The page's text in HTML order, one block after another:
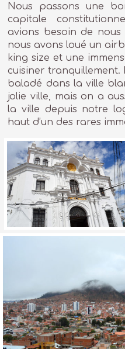
Nous passons une
capitale
avions besoin de
nous avons loué un
king size et une
cuisiner tranquillement.
baladé dans la ville
jolie ville, mais on a
la ville depuis notre
haut d’un des rares